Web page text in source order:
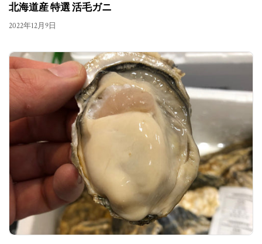
北海道産 特選 活毛ガニ
2022年12月9日